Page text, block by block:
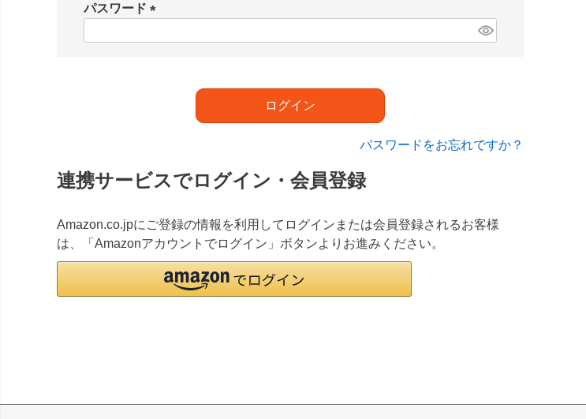
パスワード
ログイン
パスワードをお忘れですか？
連携サービスでログイン・会員登録
Amazon.co.jpにご登録の情報を利用してログインまたは会員登録されるお客様
は、「Amazonアカウントでログイン」ボタンよりお進みください。